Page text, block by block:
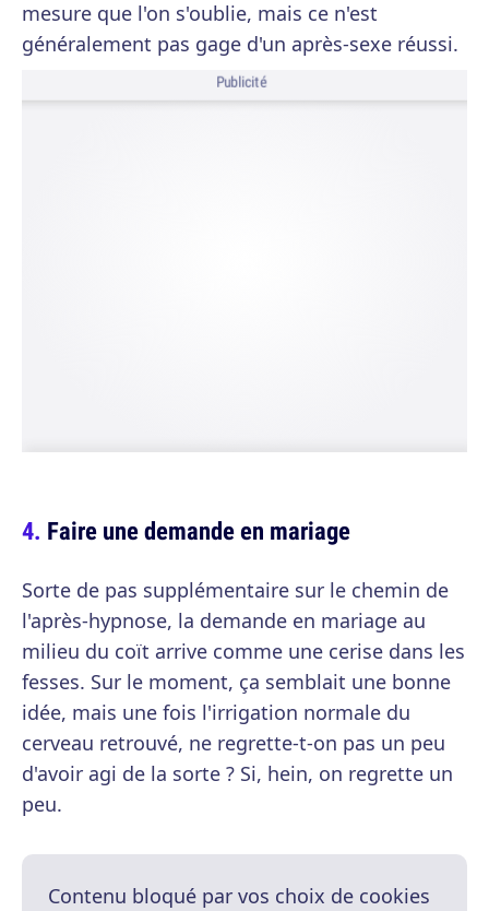
mesure que l'on s'oublie, mais ce n'est
généralement pas gage d'un après-sexe réussi.
Publicité
Faire une demande en mariage
Sorte de pas supplémentaire sur le chemin de
l'après-hypnose, la demande en mariage au
milieu du coït arrive comme une cerise dans les
fesses. Sur le moment, ça semblait une bonne
idée, mais une fois l'irrigation normale du
cerveau retrouvé, ne regrette-t-on pas un peu
d'avoir agi de la sorte ? Si, hein, on regrette un
peu.
Contenu bloqué par vos choix de cookies